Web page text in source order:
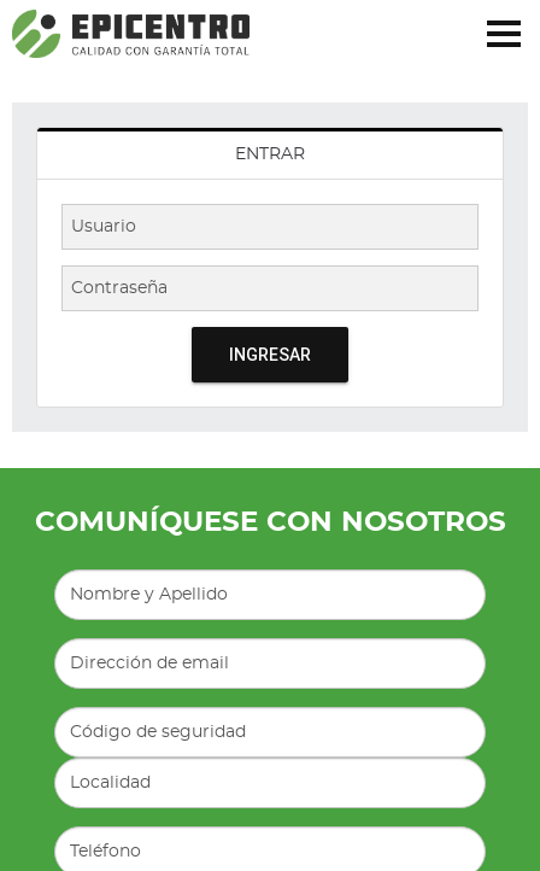
¿Olvidó su contraseña?Regístrese aquí
ENTRAR
INGRESAR
COMUNÍQUESE CON NOSOTROS